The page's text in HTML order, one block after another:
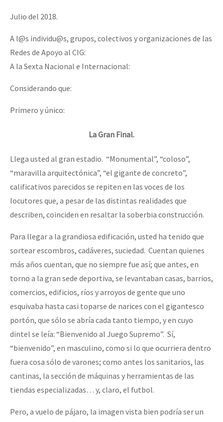
Julio del 2018.
A l@s individu@s, grupos, colectivos y organizaciones de las
Redes de Apoyo al CIG:
A la Sexta Nacional e Internacional:
Considerando que:
Primero y único:
La Gran Final.
Llega usted al gran estadio. “Monumental”, “coloso”,
“maravilla arquitectónica”, “el gigante de concreto”,
calificativos parecidos se repiten en las voces de los
locutores que, a pesar de las distintas realidades que
describen, coinciden en resaltar la soberbia construcción.
Para llegar a la grandiosa edificación, usted ha tenido que
sortear escombros, cadáveres, suciedad. Cuentan quienes
más años cuentan, que no siempre fue así; que antes, en
torno a la gran sede deportiva, se levantaban casas, barrios,
comercios, edificios, ríos y arroyos de gente que uno
esquivaba hasta casi toparse de narices con el gigantesco
portón, que sólo se abría cada tanto tiempo, y en cuyo
dintel se leía: “Bienvenido al Juego Supremo”. Sí,
“bienvenido”, en masculino, como si lo que ocurriera dentro
fuera cosa sólo de varones; como antes los sanitarios, las
cantinas, la sección de máquinas y herramientas de las
tiendas especializadas… y, claro, el futbol.
Pero, a vuelo de pájaro, la imagen vista bien podría ser un